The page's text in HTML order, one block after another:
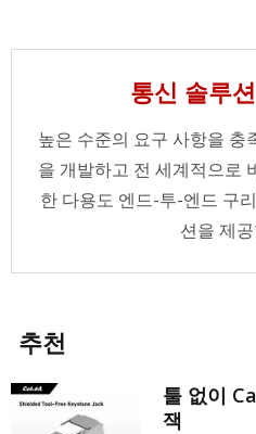
통신 솔루
높은 수준의 요구 사항을 충
을 개발하고 전 세계적으로
한 다용도 엔드-투-엔드 구
션을 제
추천
툴 없이
잭